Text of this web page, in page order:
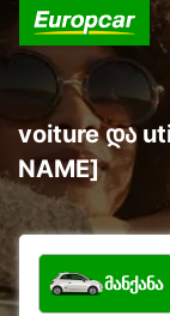
voiture და
NAME]
რა ტიპის
მანქანა